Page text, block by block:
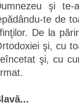
şi
te de
De la
şi, cu
şi, cu